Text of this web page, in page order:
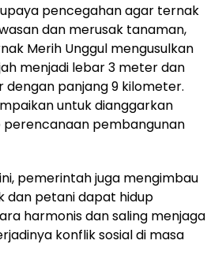
pencegahan agar ternak
dan merusak tanaman,
Merih Unggul mengusulkan
menjadi lebar 3 meter dan
panjang 9 kilometer.
untuk dianggarkan
perencanaan pembangunan
pemerintah juga mengimbau
dan petani dapat hidup
harmonis dan saling menjaga
konflik sosial di masa